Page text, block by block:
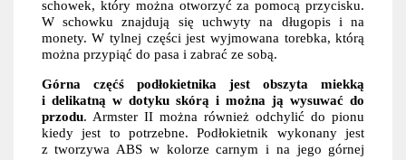
schowek, który można otworzyć za pomocą przycisku.
W schowku znajdują się uchwyty na długopis i na
monety. W tylnej części jest wyjmowana torebka, którą
można przypiąć do pasa i zabrać ze sobą.
Górna częćś podłokietnika jest obszyta miekką
i delikatną w dotyku skórą i można ją wysuwać do
przodu. Armster II można również odchylić do pionu
kiedy jest to potrzebne. Podłokietnik wykonany jest
z tworzywa ABS w kolorze carnym i na jego górnej